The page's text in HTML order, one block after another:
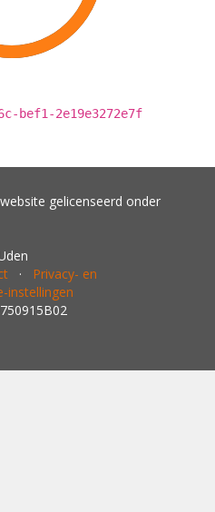
bef1-2e19e3272e7f
gelicenseerd onder
· Privacy- en
instellingen